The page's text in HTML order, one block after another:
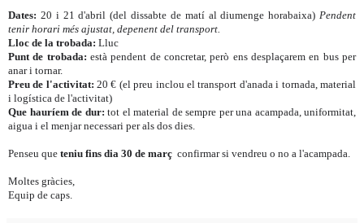
Dates: 20 i 21 d'abril (del dissabte de matí al diumenge horabaixa)Pendent
tenir horari més ajustat, depenent del transport.
Lloc de la trobada: Lluc
Punt de trobada: està pendent de concretar, però ens desplaçarem en bus per
anar i tornar.
Preu de l'activitat:20 € (el preu inclou el transport d'anada i tornada, material
i logística de l'activitat)
Que hauríem de dur: tot el material de sempre per una acampada, uniformitat,
aigua i el menjar necessari per als dos dies.
Penseu que teniu fins dia 30 de març confirmar si vendreu o no a l'acampada.
Moltes gràcies,
Equip de caps.